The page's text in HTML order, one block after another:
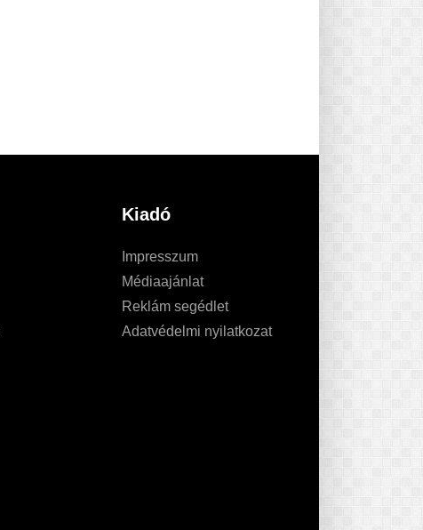
Kiadó
Impresszum
Médiaajánlat
Reklám segédlet
Adatvédelmi nyilatkozat